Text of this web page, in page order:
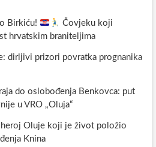
Birkiću!
Čovjeku koji
hrvatskim braniteljima
dirljivi prizori povratka prognanika
do oslobođenja Benkovca: put
u VRO „Oluja“
heroj Oluje koji je život položio
Knina